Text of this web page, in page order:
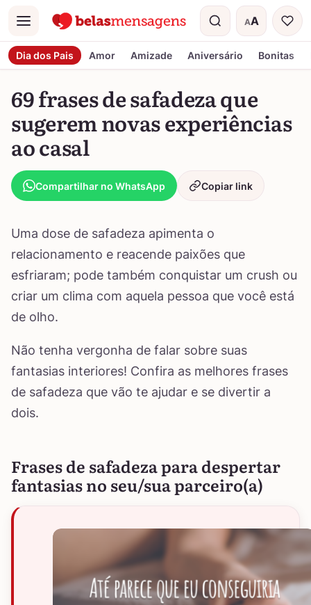
Menu AA
Tamanho do
Dia dos Pais Amor Amizade Aniversário Bonitas
69 frases de safadeza que
sugerem novas experiências
ao casal
Compartilhar no WhatsApp Copiar link
Uma dose de safadeza apimenta o
relacionamento e reacende paixões que
esfriaram; pode também conquistar um crush ou
criar um clima com aquela pessoa que você está
de olho.
Não tenha vergonha de falar sobre suas
fantasias interiores! Confira as melhores frases
de safadeza que vão te ajudar e se divertir a
dois.
Frases de safadeza para despertar
fantasias no seu/sua parceiro(a)